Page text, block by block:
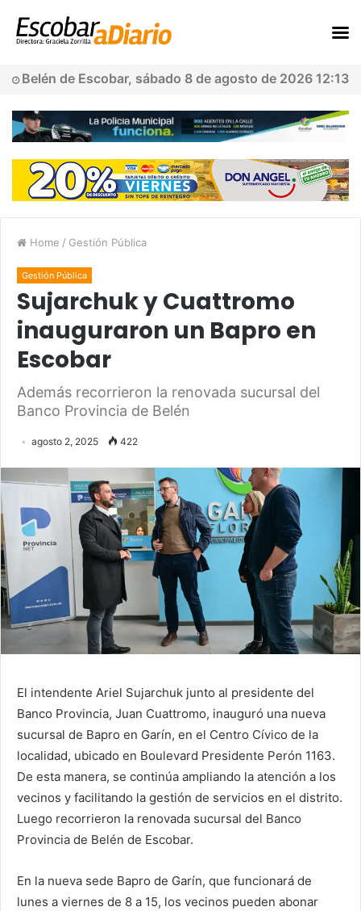
Belén de Escobar, sábado 8 de agosto de 2026 12:13
Home / Gestión Pública
Gestión Pública
Sujarchuk y Cuattromo
inauguraron un Bapro en
Escobar
Además recorrieron la renovada sucursal del
Banco Provincia de Belén
agosto 2, 2025 422
El intendente Ariel Sujarchuk junto al presidente del
Banco Provincia, Juan Cuattromo, inauguró una nueva
sucursal de Bapro en Garín, en el Centro Cívico de la
localidad, ubicado en Boulevard Presidente Perón 1163.
De esta manera, se continúa ampliando la atención a los
vecinos y facilitando la gestión de servicios en el distrito.
Luego recorrieron la renovada sucursal del Banco
Provincia de Belén de Escobar.
En la nueva sede Bapro de Garín, que funcionará de
lunes a viernes de 8 a 15, los vecinos pueden abonar